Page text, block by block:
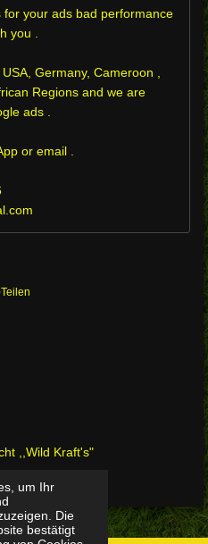
um Ihr
Die
bestätigt
your ads bad performance
you .
Germany, Cameroon ,
Regions and we are
ads .
or email .
Teilen
,,Wild Kraft's"